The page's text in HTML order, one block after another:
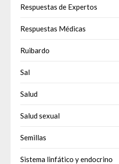
Respuestas de Expertos
Respuestas Médicas
Ruibardo
Sal
Salud
Salud sexual
Semillas
Sistema linfático y endocrino